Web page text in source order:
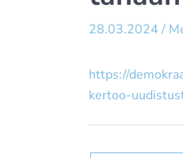
28.03.2024 /
https://
kertoo-